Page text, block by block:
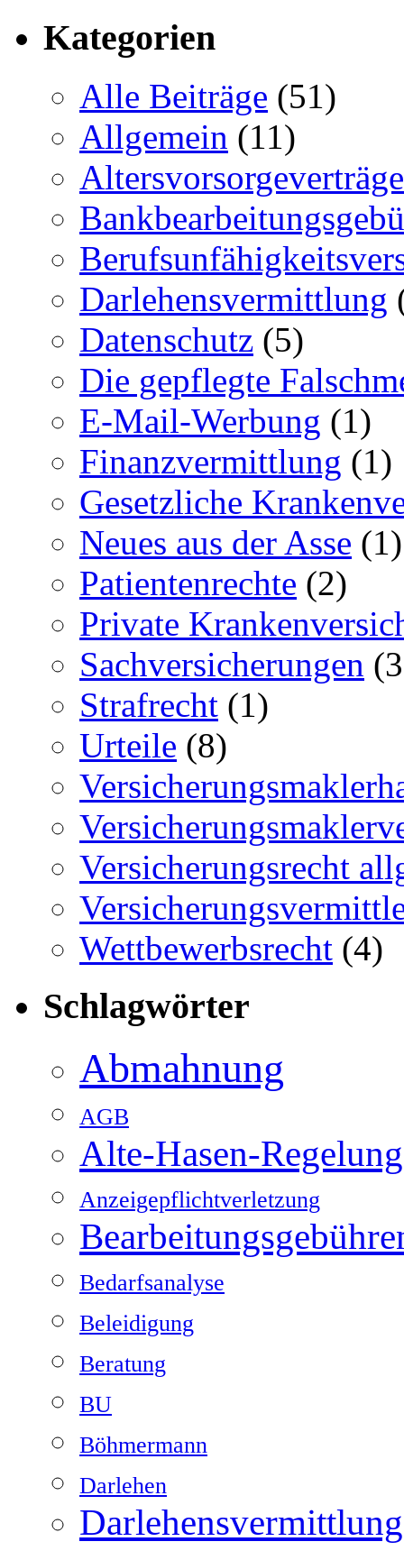
Kategorien
Alle Beiträge (51)
Allgemein (11)
Altersvorsorgeverträge
Darlehensvermittlung
Datenschutz (5)
Die gepflegte
E-Mail-Werbung (1)
Finanzvermittlung (1)
Gesetzliche
Neues aus der Asse (1)
Patientenrechte (2)
Private
Sachversicherungen
Strafrecht (1)
Urteile (8)
Versicherungsrecht
Wettbewerbsrecht (4)
Schlagwörter
Abmahnung
AGB
Alte-Hasen-Regelung
Anzeigepflichtverletzung
Bedarfsanalyse
Beleidigung
Beratung
BU
Böhmermann
Darlehen
Darlehensvermittlung